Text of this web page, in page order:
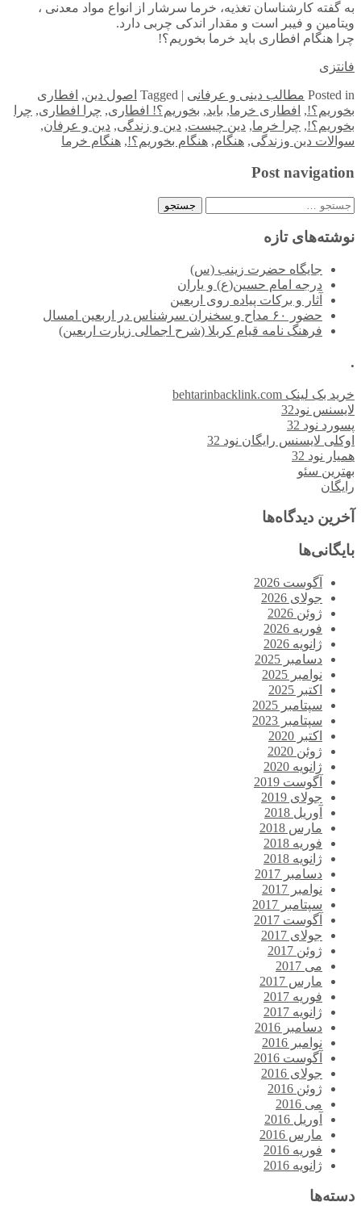
به گفته کارشناسان تغذیه، خرما سرشار از انواع مواد معدنی ،
ویتامین و فیبر است و مقدار اندکی چربی دارد.
چرا هنگام افطاری باید خرما بخوریم؟!
فانتزی
Posted in مطالب دینی و عرفانی |
Tagged اصول دین, افطاری
بخوریم؟!, افطاری خرما, باید, بخوریم؟! افطاری, چرا افطاری, چرا
بخوریم؟!, چرا خرما, دین چیست, دین و زندگی, دین و عرفان,
سوالات دین وزندگی, هنگام, هنگام بخوریم؟!, هنگام خرما
Post navigation
جستجو
نوشته‌های تازه
جایگاه حضرت زینب (س)
درجه امام حسین(ع) و یاران
آثار و برکات پیاده روی اربعین
حضور ۶۰ مداح و سخنران سرشناس در اربعین امسال
فرهنگ نامه قیام کربلا (شرح اجمالی زیارت اربعین)
.
خرید بک لینک behtarinbacklink.com
لایسنس نود32
پسورد نود 32
اوکلی لایسنس رایگان نود 32
همیار نود 32
بهترین سئو
رایگان
آخرین دیدگاه‌ها
بایگانی‌ها
آگوست 2026
جولای 2026
ژوئن 2026
فوریه 2026
ژانویه 2026
دسامبر 2025
نوامبر 2025
اکتبر 2025
سپتامبر 2025
سپتامبر 2023
اکتبر 2020
ژوئن 2020
ژانویه 2020
آگوست 2019
جولای 2019
آوریل 2018
مارس 2018
فوریه 2018
ژانویه 2018
دسامبر 2017
نوامبر 2017
سپتامبر 2017
آگوست 2017
جولای 2017
ژوئن 2017
می 2017
مارس 2017
فوریه 2017
ژانویه 2017
دسامبر 2016
نوامبر 2016
آگوست 2016
جولای 2016
ژوئن 2016
می 2016
آوریل 2016
مارس 2016
فوریه 2016
ژانویه 2016
دسته‌ها